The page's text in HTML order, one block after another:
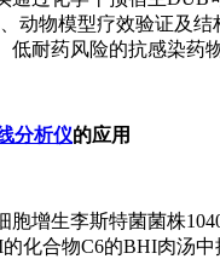
动物模型疗效验证及
耐药风险的抗感染药
分析仪的应用
增生李斯特菌菌株
化合物C6的BHI肉汤